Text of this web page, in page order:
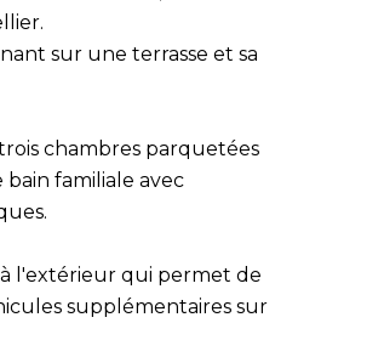
sur une terrasse et sa
chambres parquetées
familiale avec
à l'extérieur qui permet de
supplémentaires sur